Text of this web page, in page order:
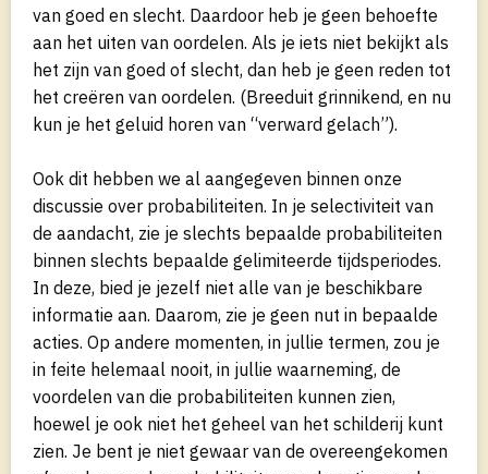
van goed en slecht. Daardoor heb je geen behoefte
aan het uiten van oordelen. Als je iets niet bekijkt als
het zijn van goed of slecht, dan heb je geen reden tot
het creëren van oordelen. (Breeduit grinnikend, en nu
kun je het geluid horen van “verward gelach”).
Ook dit hebben we al aangegeven binnen onze
discussie over probabiliteiten. In je selectiviteit van
de aandacht, zie je slechts bepaalde probabiliteiten
binnen slechts bepaalde gelimiteerde tijdsperiodes.
In deze, bied je jezelf niet alle van je beschikbare
informatie aan. Daarom, zie je geen nut in bepaalde
acties. Op andere momenten, in jullie termen, zou je
in feite helemaal nooit, in jullie waarneming, de
voordelen van die probabiliteiten kunnen zien,
hoewel je ook niet het geheel van het schilderij kunt
zien. Je bent je niet gewaar van de overeengekomen